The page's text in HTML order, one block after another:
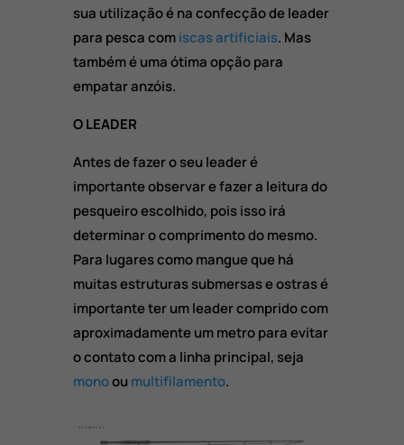
sua utilização é na confecção de leader
para pesca comiscas artificiais. Mas
também é uma ótima opção para
empatar anzóis.
O LEADER
Antes de fazer o seu leader é
importante observar e fazer a leitura do
pesqueiro escolhido, pois isso irá
determinar o comprimento do mesmo.
Para lugares como mangue que há
muitas estruturas submersas e ostras é
importante ter um leader comprido com
aproximadamente um metro para evitar
o contato com a linha principal, seja
monoou multifilamento.